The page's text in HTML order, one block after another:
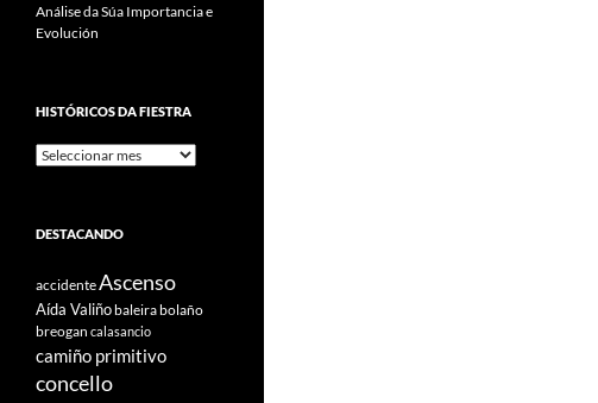
Análise da Súa Importancia e
Evolución
HISTÓRICOS DA FIESTRA
Históricos
DESTACANDO
accidenteAscenso
Aída Valiñobaleirabolaño
breogan calasancio
camiño primitivo
concello